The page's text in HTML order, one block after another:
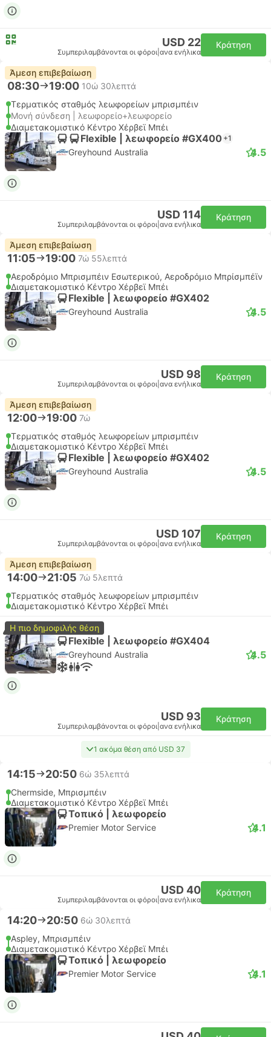
USD 22
Συμπεριλαμβάνονται οι φόροι ανα ενήλικα
Κράτηση
Άμεση επιβεβαίωση
08:30 19:00 10ώ 30λεπτά
Τερματικός σταθμός λεωφορείων μπρισμπέιν
Μονή σύνδεση | λεωφορείο+λεωφορείο
Διαμετακομιστικό Κέντρο Χέρβεϊ Μπέι
Flexible | λεωφορείο #GX400 +1
Greyhound Australia 4.5
USD 114
Συμπεριλαμβάνονται οι φόροι ανα ενήλικα
Κράτηση
Άμεση επιβεβαίωση
11:05 19:00 7ώ 55λεπτά
Αεροδρόμιο Μπρισμπέιν Εσωτερικού, Αεροδρόμιο Μπρίσμπέϊν
Διαμετακομιστικό Κέντρο Χέρβεϊ Μπέι
Flexible | λεωφορείο #GX402
Greyhound Australia 4.5
USD 98
Συμπεριλαμβάνονται οι φόροι ανα ενήλικα
Κράτηση
Άμεση επιβεβαίωση
12:00 19:00 7ώ
Τερματικός σταθμός λεωφορείων μπρισμπέιν
Διαμετακομιστικό Κέντρο Χέρβεϊ Μπέι
Flexible | λεωφορείο #GX402
Greyhound Australia 4.5
USD 107
Συμπεριλαμβάνονται οι φόροι ανα ενήλικα
Κράτηση
Άμεση επιβεβαίωση
14:00 21:05 7ώ 5λεπτά
Τερματικός σταθμός λεωφορείων μπρισμπέιν
Διαμετακομιστικό Κέντρο Χέρβεϊ Μπέι
Η πιο δημοφιλής θέση
Flexible | λεωφορείο #GX404
Greyhound Australia 4.5
USD 93
Συμπεριλαμβάνονται οι φόροι ανα ενήλικα
Κράτηση
1 ακόμα θέση από USD 37
14:15 20:50 6ώ 35λεπτά
Chermside, Μπρισμπέιν
Διαμετακομιστικό Κέντρο Χέρβεϊ Μπέι
Τοπικό | λεωφορείο
Premier Motor Service 4.1
USD 40
Συμπεριλαμβάνονται οι φόροι ανα ενήλικα
Κράτηση
14:20 20:50 6ώ 30λεπτά
Aspley, Μπρισμπέιν
Διαμετακομιστικό Κέντρο Χέρβεϊ Μπέι
Τοπικό | λεωφορείο
Premier Motor Service 4.1